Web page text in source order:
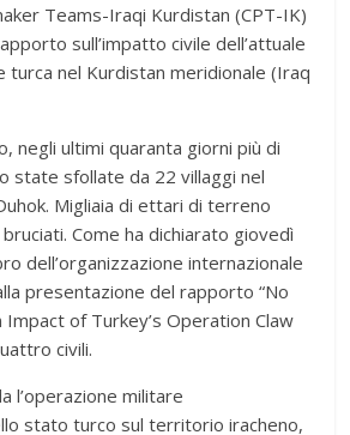
Teams-Iraqi Kurdistan (CPT-IK)
sull’impatto civile dell’attuale
turca nel Kurdistan meridionale (Iraq
negli ultimi quaranta giorni più di
state sfollate da 22 villaggi nel
Migliaia di ettari di terreno
Come ha dichiarato giovedì
dell’organizzazione internazionale
presentazione del rapporto “No
Impact of Turkey’s Operation Claw
civili.
l’operazione militare
stato turco sul territorio iracheno,